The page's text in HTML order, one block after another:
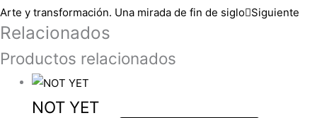
Arte y transformación. Una mirada de fin de siglo Siguiente
Relacionados
Productos relacionados
NOT YET